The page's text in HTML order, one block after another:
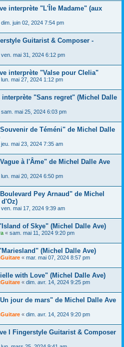
interprète "L'Île Madame" (aux
dim. juin 02, 2024 7:54 pm
Guitarist & Composer -
ven. mai 31, 2024 6:12 pm
interprète "Valse pour Clelia"
lun. mai 27, 2024 1:12 pm
interprète "Sans regret" (Michel Dalle
sam. mai 25, 2024 6:03 pm
de Téméni" de Michel Dalle
jeu. mai 23, 2024 7:35 am
à l'Âme" de Michel Dalle Ave
lun. mai 20, 2024 6:50 pm
Pey Arnaud" de Michel
ven. mai 17, 2024 9:39 am
of Skye" (Michel Dalle Ave)
« sam. mai 11, 2024 9:20 pm
(Michel Dalle Ave)
« mar. mai 07, 2024 8:57 pm
with Love" (Michel Dalle Ave)
« dim. avr. 14, 2024 9:25 pm
jour de mars" de Michel Dalle Ave
« dim. avr. 14, 2024 9:20 pm
I Fingerstyle Guitarist & Composer